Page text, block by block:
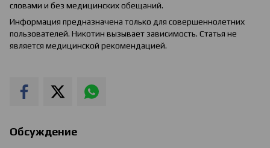
словами и без медицинских обещаний.
Информация предназначена только для совершеннолетних
пользователей. Никотин вызывает зависимость. Статья не
является медицинской рекомендацией.
Обсуждение